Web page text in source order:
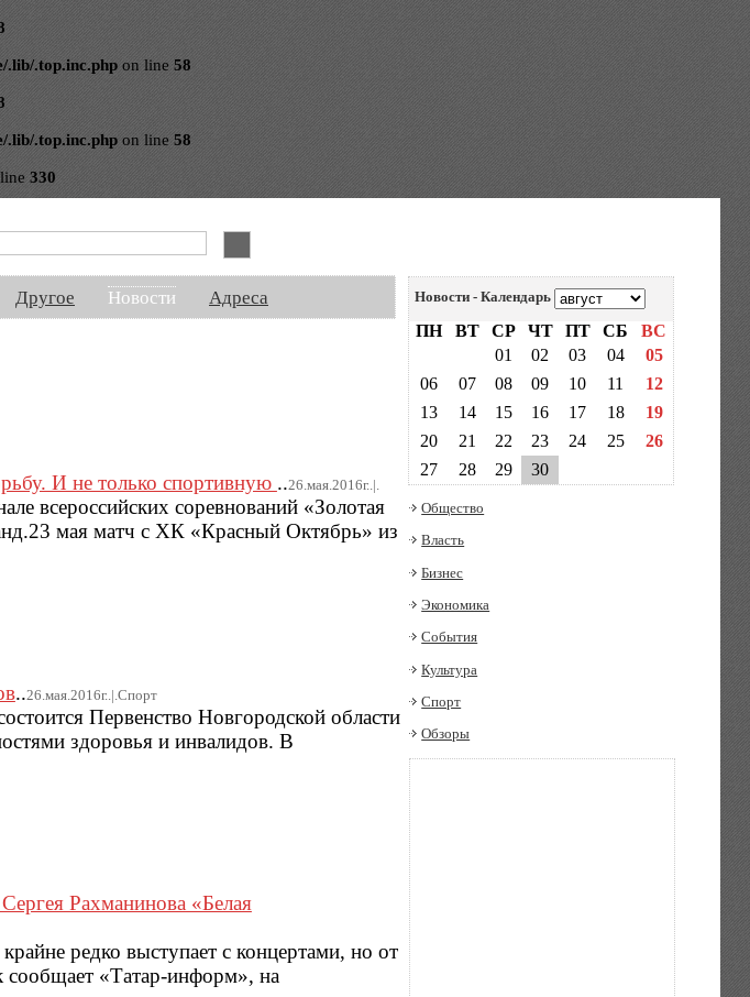
.lib/.top.inc.php on line 58
.lib/.top.inc.php on line 58
330
Другое Новости Адреса
И не только спортивную ..26.мая.2016г..|.
всероссийских соревнований «Золотая
мая матч с ХК «Красный Октябрь» из
..26.мая.2016г..|.Спорт
Первенство Новгородской области
здоровья и инвалидов. В
Рахманинова «Белая
редко выступает с концертами, но от
сообщает «Татар-информ», на
Новости - Календарь
ПН ВТ СР ЧТ ПТ СБ
ВС
01
02 03 04
05
06
07 08 09 10 11
12
13
14 15 16 17 18
19
20
21 22 23 24 25
26
27
28 29 30
Общество
Власть
Бизнес
Экономика
События
Культура
Спорт
Обзоры